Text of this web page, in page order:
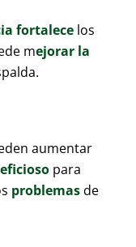
fortalecelos
mejorar la
aumentar
para
problemasde